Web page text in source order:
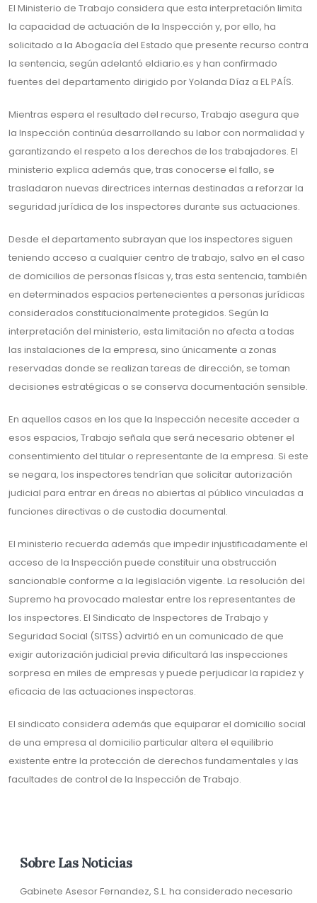
El Ministerio de Trabajo considera que esta interpretación limita
la capacidad de actuación de la Inspección y, por ello, ha
solicitado a la Abogacía del Estado que presente recurso contra
la sentencia, según adelantó eldiario.es y han confirmado
fuentes del departamento dirigido por Yolanda Díaz a EL PAÍS.
Mientras espera el resultado del recurso, Trabajo asegura que
la Inspección continúa desarrollando su labor con normalidad y
garantizando el respeto a los derechos de los trabajadores. El
ministerio explica además que, tras conocerse el fallo, se
trasladaron nuevas directrices internas destinadas a reforzar la
seguridad jurídica de los inspectores durante sus actuaciones.
Desde el departamento subrayan que los inspectores siguen
teniendo acceso a cualquier centro de trabajo, salvo en el caso
de domicilios de personas físicas y, tras esta sentencia, también
en determinados espacios pertenecientes a personas jurídicas
considerados constitucionalmente protegidos. Según la
interpretación del ministerio, esta limitación no afecta a todas
las instalaciones de la empresa, sino únicamente a zonas
reservadas donde se realizan tareas de dirección, se toman
decisiones estratégicas o se conserva documentación sensible.
En aquellos casos en los que la Inspección necesite acceder a
esos espacios, Trabajo señala que será necesario obtener el
consentimiento del titular o representante de la empresa. Si este
se negara, los inspectores tendrían que solicitar autorización
judicial para entrar en áreas no abiertas al público vinculadas a
funciones directivas o de custodia documental.
El ministerio recuerda además que impedir injustificadamente el
acceso de la Inspección puede constituir una obstrucción
sancionable conforme a la legislación vigente. La resolución del
Supremo ha provocado malestar entre los representantes de
los inspectores. El Sindicato de Inspectores de Trabajo y
Seguridad Social (SITSS) advirtió en un comunicado de que
exigir autorización judicial previa dificultará las inspecciones
sorpresa en miles de empresas y puede perjudicar la rapidez y
eficacia de las actuaciones inspectoras.
El sindicato considera además que equiparar el domicilio social
de una empresa al domicilio particular altera el equilibrio
existente entre la protección de derechos fundamentales y las
facultades de control de la Inspección de Trabajo.
Sobre Las Noticias
Gabinete Asesor Fernandez, S.L. ha considerado necesario